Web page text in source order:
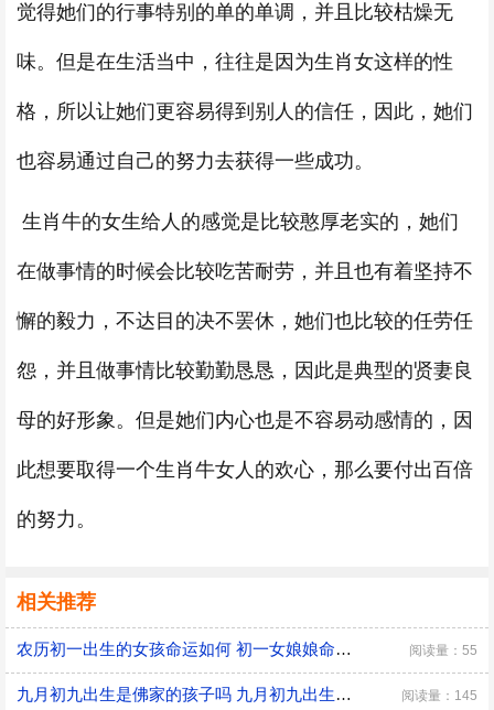
觉得她们的行事特别的单的单调，并且比较枯燥无
味。但是在生活当中，往往是因为生肖女这样的性
格，所以让她们更容易得到别人的信任，因此，她们
也容易通过自己的努力去获得一些成功。
生肖牛的女生给人的感觉是比较憨厚老实的，她们
在做事情的时候会比较吃苦耐劳，并且也有着坚持不
懈的毅力，不达目的决不罢休，她们也比较的任劳任
怨，并且做事情比较勤勤恳恳，因此是典型的贤妻良
母的好形象。但是她们内心也是不容易动感情的，因
此想要取得一个生肖牛女人的欢心，那么要付出百倍
的努力。
相关推荐
农历初一出生的女孩命运如何 初一女娘娘命什么意思 阅读量：55
九月初九出生是佛家的孩子吗 九月初九出生有什么说法 阅读量：145